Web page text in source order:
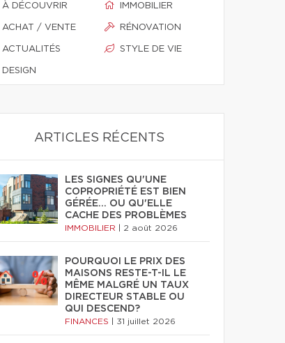
À DÉCOUVRIR
ACHAT / VENTE
ACTUALITÉS
DESIGN
IMMOBILIER
RÉNOVATION
STYLE DE VIE
ARTICLES RÉCENTS
LES SIGNES QU'UNE
COPROPRIÉTÉ EST BIEN
GÉRÉE… OU QU'ELLE
CACHE DES PROBLÈMES
IMMOBILIER 2 août 2026
POURQUOI LE PRIX DES
MAISONS RESTE-T-IL LE
MÊME MALGRÉ UN TAUX
DIRECTEUR STABLE OU
QUI DESCEND?
FINANCES 31 juillet 2026